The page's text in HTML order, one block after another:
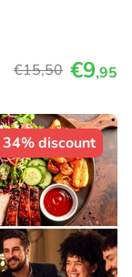
€15,50 €9,95
34% discount